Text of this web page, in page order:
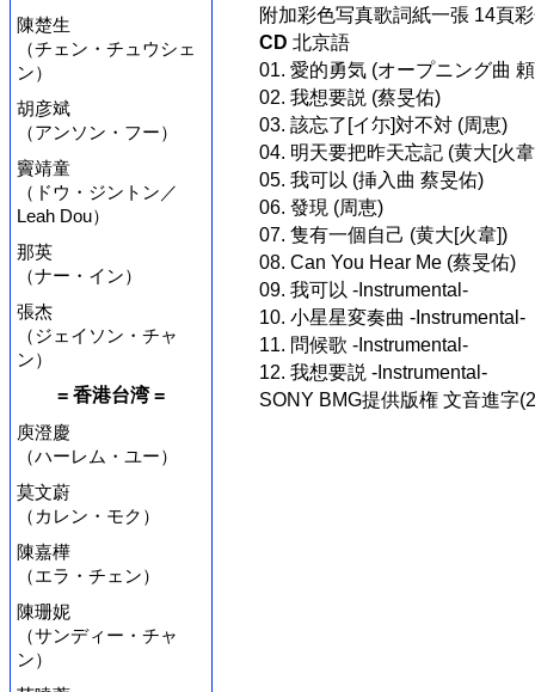
陳楚生
（チェン・チュウシェ
ン）
胡彦斌
（アンソン・フー）
竇靖童
（ドウ・ジントン／
Leah Dou）
那英
（ナー・イン）
張杰
（ジェイソン・チャ
ン）
= 香港台湾 =
庾澄慶
（ハーレム・ユー）
莫文蔚
（カレン・モク）
陳嘉樺
（エラ・チェン）
陳珊妮
（サンディー・チャ
ン）
附加彩色写真歌詞紙一張 14頁
CD 北京語
01. 愛的勇気 (オープニング曲
02. 我想要説 (蔡旻佑)
03. 該忘了[イ尓]対不対 (周恵)
04. 明天要把昨天忘記 (黄大[火
05. 我可以 (挿入曲 蔡旻佑)
06. 發現 (周恵)
07. 隻有一個自己 (黄大[火韋])
08. Can You Hear Me (蔡旻佑)
09. 我可以 -Instrumental-
10. 小星星変奏曲 -Instrumental-
11. 問候歌 -Instrumental-
12. 我想要説 -Instrumental-
SONY BMG提供版権 文音進字